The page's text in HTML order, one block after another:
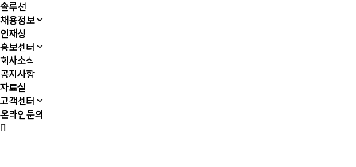
솔루션
채용정보
인재상
홍보센터
회사소식
공지사항
자료실
고객센터
온라인문의
솔루션
채용정보
인재상
홍보센터
회사소식
공지사항
자료실
고객센터
온라인문의